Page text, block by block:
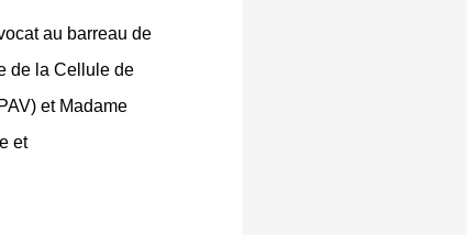
au barreau de
de la Cellule de
et Madame
et